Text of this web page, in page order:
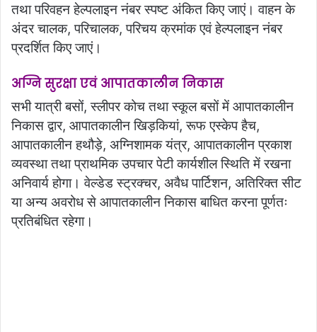
तथा परिवहन हेल्पलाइन नंबर स्पष्ट अंकित किए जाएं। वाहन के
अंदर चालक, परिचालक, परिचय क्रमांक एवं हेल्पलाइन नंबर
प्रदर्शित किए जाएं।
अग्नि सुरक्षा एवं आपातकालीन निकास
सभी यात्री बसों, स्लीपर कोच तथा स्कूल बसों में आपातकालीन
निकास द्वार, आपातकालीन खिड़कियां, रूफ एस्केप हैच,
आपातकालीन हथौड़े, अग्निशामक यंत्र, आपातकालीन प्रकाश
व्यवस्था तथा प्राथमिक उपचार पेटी कार्यशील स्थिति में रखना
अनिवार्य होगा। वेल्डेड स्ट्रक्चर, अवैध पार्टिशन, अतिरिक्त सीट
या अन्य अवरोध से आपातकालीन निकास बाधित करना पूर्णतः
प्रतिबंधित रहेगा।